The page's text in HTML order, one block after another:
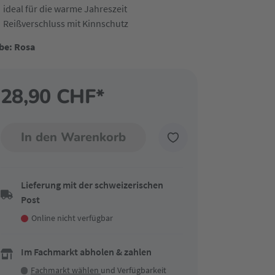
ideal für die warme Jahreszeit
Reißverschluss mit Kinnschutz
Rosa
28,90 CHF*
In den Warenkorb
Lieferung mit der schweizerischen
Post
Online nicht verfügbar
Im Fachmarkt abholen & zahlen
Fachmarkt wählen und Verfügbarkeit